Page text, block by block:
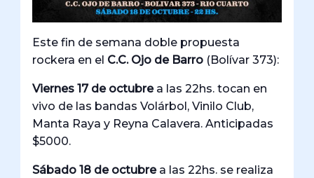
Este fin de semana doble propuesta
rockera en el C.C. Ojo de Barro (Bolívar 373):
Viernes 17 de octubrea las 22hs. tocan en
vivo de las bandas Volárbol, Vinilo Club,
Manta Raya y Reyna Calavera. Anticipadas
$5000.
Sábado 18 de octubrea las 22hs. se realiza